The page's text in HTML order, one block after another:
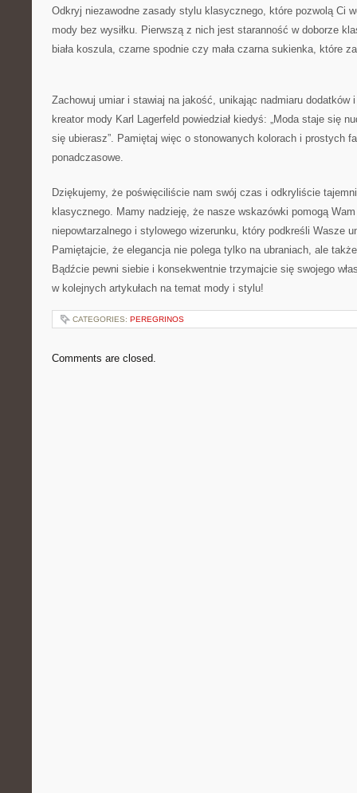
Odkryj niezawodne ⁤zasady stylu klasycznego, które pozwolą Ci
mody bez wysiłku.​ Pierwszą z nich jest staranność w doborze
biała koszula, czarne spodnie czy mała czarna sukienka,​ które
Zachowuj umiar i ⁢stawiaj na⁣ jakość,​ unikając nadmiaru dodatków
kreator mody Karl‍ Lagerfeld powiedział ⁤kiedyś: „Moda staje się
się ubierasz”. Pamiętaj więc ⁣o stonowanych kolorach i prostych​
ponadczasowe.
Dziękujemy, że poświęciliście nam swój czas ⁢i​ odkryliście
klasycznego. Mamy nadzieję, że nasze⁣ wskazówki pomogą
niepowtarzalnego i stylowego ⁤wizerunku, który podkreśli Wasze
Pamiętajcie, że elegancja nie polega tylko ​na ubraniach, ⁤ale
⁢Bądźcie pewni‌ siebie i konsekwentnie trzymajcie się swojego⁢
w kolejnych artykułach na temat mody i ⁢stylu!
CATEGORIES: PEREGRINOS
Comments are closed.